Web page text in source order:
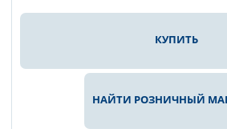
КУПИТЬ
НАЙТИ РОЗНИЧНЫЙ